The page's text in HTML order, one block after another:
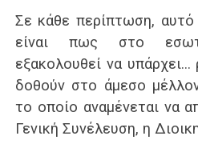
Σε κάθε περίπτωση, αυτό
είναι πως στο
εξακολουθεί να
δοθούν στο άμεσο
το οποίο αναμένεται να
Γενική Συνέλευση, η